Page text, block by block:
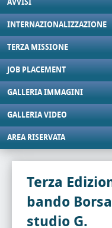
AVVISI
INTERNAZIONALIZZAZIONE
TERZA MISSIONE
JOB PLACEMENT
GALLERIA IMMAGINI
GALLERIA VIDEO
AREA RISERVATA
Terza
bando
studio G.